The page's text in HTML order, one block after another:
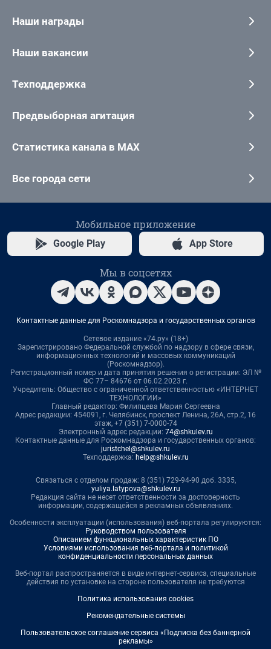
Наши награды
Наши вакансии
Техподдержка
Предвыборная агитация
Статистика канала в MAX
Все города сети
Мобильное приложение
Google Play App Store
Мы в соцсетях
Контактные данные для Роскомнадзора и государственных органов
Сетевое издание «74.ру» (18+)
Зарегистрировано Федеральной службой по надзору в сфере связи,
информационных технологий и массовых коммуникаций
(Роскомнадзор).
Регистрационный номер и дата принятия решения о регистрации: ЭЛ №
ФС 77– 84676 от 06.02.2023 г.
Учредитель: Общество с ограниченной ответственностью «ИНТЕРНЕТ
ТЕХНОЛОГИИ»
Главный редактор: Филипцева Мария Сергеевна
Адрес редакции: 454091, г. Челябинск, проспект Ленина, 26А, стр.2, 16
этаж, +7 (351) 7-0000-74
Электронный адрес редакции: 74@shkulev.ru
Контактные данные для Роскомнадзора и государственных органов:
juristchel@shkulev.ru
Техподдержка: help@shkulev.ru
Связаться с отделом продаж: 8 (351) 729-94-90 доб. 3335,
yuliya.latypova@shkulev.ru
Редакция сайта не несет ответственности за достоверность
информации, содержащейся в рекламных объявлениях.
Особенности эксплуатации (использования) веб-портала регулируются:
Руководством пользователя
Описанием функциональных характеристик ПО
Условиями использования веб-портала и политикой
конфиденциальности персональных данных
Веб-портал распространяется в виде интернет-сервиса, специальные
действия по установке на стороне пользователя не требуются
Политика использования cookies
Рекомендательные системы
Пользовательское соглашение сервиса «Подписка без баннерной
рекламы»